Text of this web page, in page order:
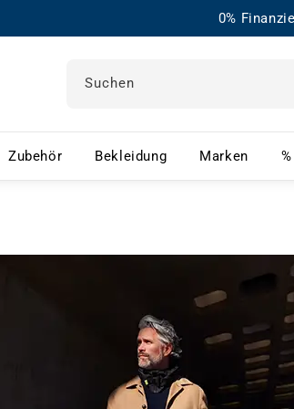
0%
Suchen
öffnen
– Menü öffnen
Zubehör Zubehör – Menü öffnen
Bekleidung Bekleidung –
Marken